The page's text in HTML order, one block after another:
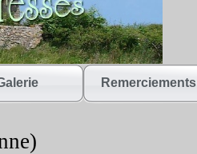
Remerciements